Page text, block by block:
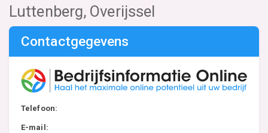
Luttenberg, Overijssel
Contactgegevens
Telefoon:
E-mail: